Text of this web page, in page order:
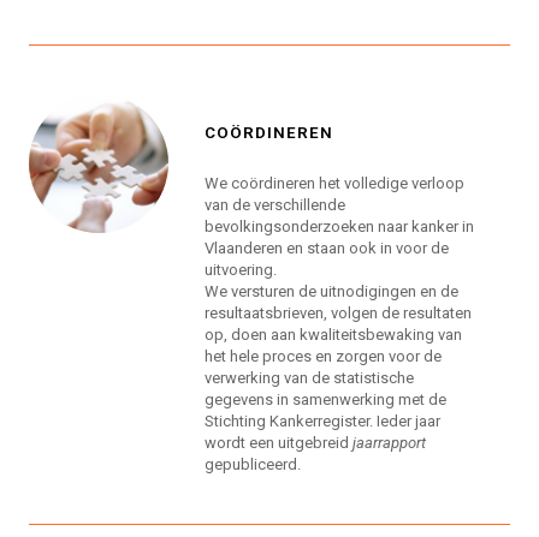
COÖRDINEREN
We coördineren het volledige verloop
van de verschillende
bevolkingsonderzoeken naar kanker in
Vlaanderen en staan ook in voor de
uitvoering.
We versturen de uitnodigingen en de
resultaatsbrieven, volgen de resultaten
op, doen aan kwaliteitsbewaking van
het hele proces en zorgen voor de
verwerking van de statistische
gegevens in samenwerking met de
Stichting Kankerregister. Ieder jaar
wordt een uitgebreidjaarrapport
gepubliceerd.